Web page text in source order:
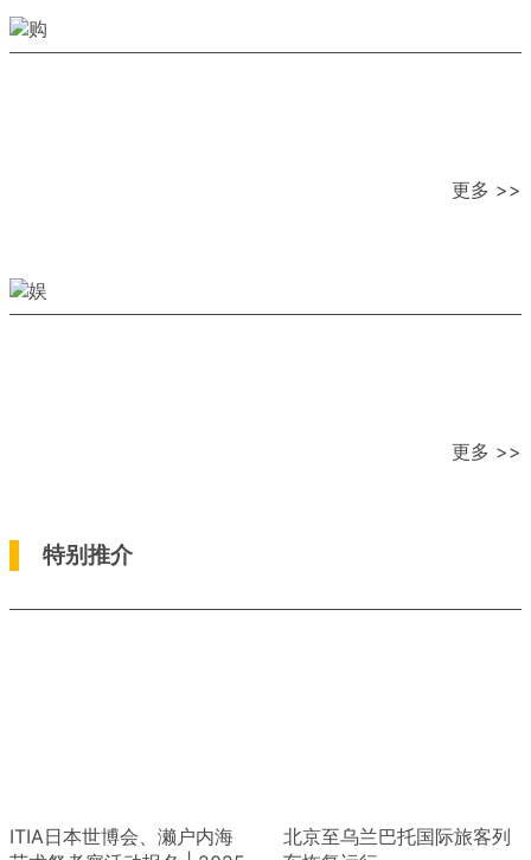
更多 >>
更多 >>
特别推介
ITIA日本世博会、濑户内海
北京至乌兰巴托国际旅客列